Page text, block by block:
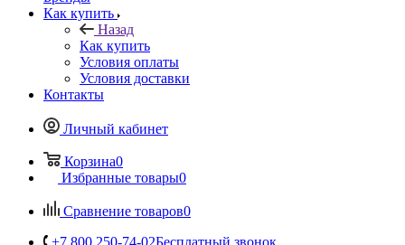
Как купить
Назад
Как купить
Условия оплаты
Условия доставки
Контакты
Личный кабинет
Корзина0
Избранные товары0
Сравнение товаров0
+7 800 250-74-02Бесплатный звонок